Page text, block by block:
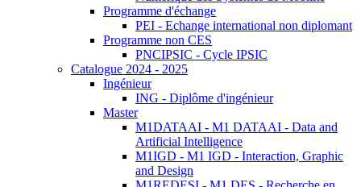
Programme d'échange
PEI - Echange international non diplomant
Programme non CES
PNCIPSIC - Cycle IPSIC
Catalogue 2024 - 2025
Ingénieur
ING - Diplôme d'ingénieur
Master
M1DATAAI - M1 DATAAI - Data and
Artificial Intelligence
M1IGD - M1 IGD - Interaction, Graphic
and Design